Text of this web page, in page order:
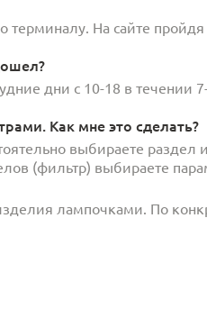
На сайте
дни с 10-18 в течении
Как мне это сделать?
выбираете раздел
(фильтр) выбираете
лампочками. По